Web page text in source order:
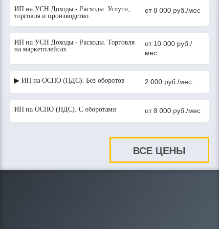
ИП на УСН Доходы - Расходы. Услуги,
торговля и производство
от 8 000 руб./мес
ИП на УСН Доходы - Расходы. Торговля
на маркетплейсах
от 10 000 руб./
мес.
▶ ИП на ОСНО (НДС). Без оборотов 2 000 руб./мес.
ИП на ОСНО (НДС). С оборотами от 8 000 руб./мес
ВСЕ ЦЕНЫ